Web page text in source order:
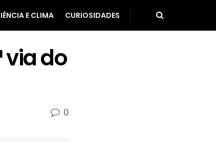
E CLIMA CURIOSIDADES
via do
0